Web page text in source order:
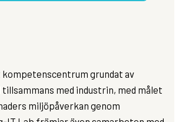
grundat av
tillsammans med industrin, med målet
miljöpåverkan genom